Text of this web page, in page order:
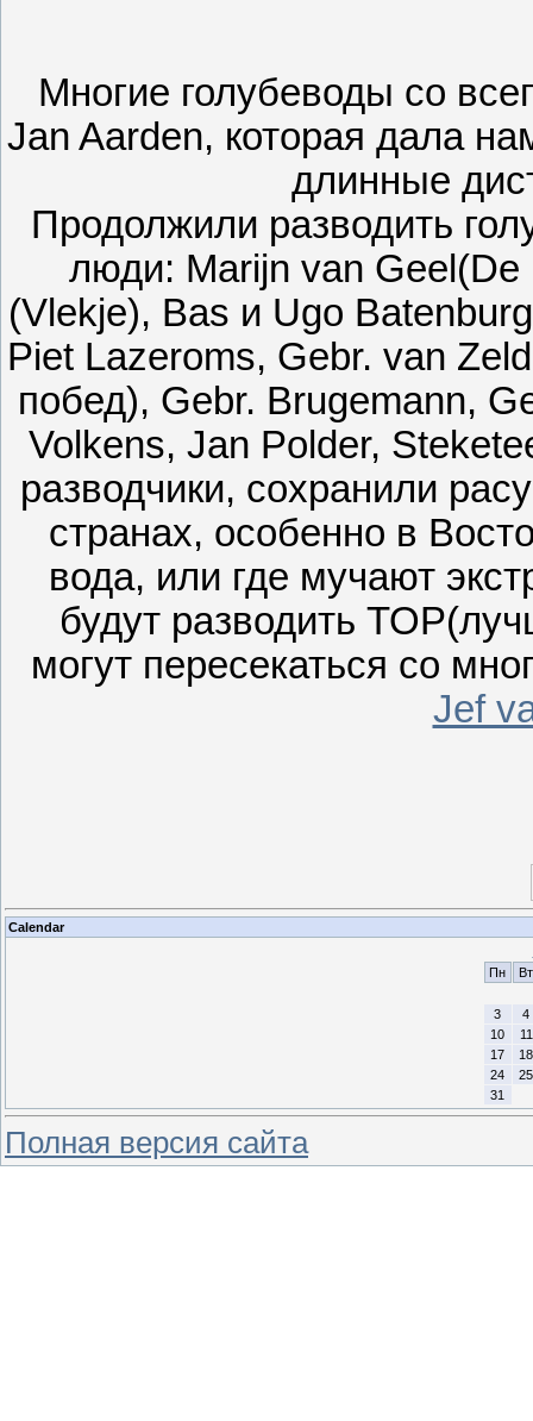
Многие голубеводы со
Jan Aarden, которая дала
длинные
Продолжили разводить
люди: Marijn van
(Vlekje), Bas и Ugо
Piet Lazeroms, Gebr. van
побед), Gebr. Brugemann,
Volkens, Jan Polder,
разводчики, сохранили
странах, особенно в
вода, или где мучают
будут разводить
могут пересекаться со
Jef
Calendar
Пн
Вт
3
4
10
11
17
18
24
25
31
Полная версия сайта